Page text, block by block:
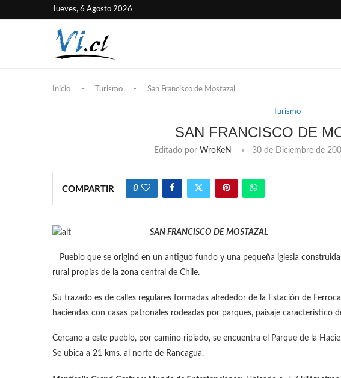
Jueves, 6 Agosto 2026
Inicio - Turismo - San Francisco de Mostazal
Turismo
SAN FRANCISCO DE
Editado por WroKeN 30 de Diciembre de
COMPARTIR 0
SAN FRANCISCO DE MOSTAZAL
Pueblo que se originó en un antiguo fundo y una pequeña iglesia
rural propias de la zona central de Chile.
Su trazado es de calles regulares formadas alrededor de la Estación de
haciendas con casas patronales rodeadas por parques, paisaje característico
Cercano a este pueblo, por camino ripiado, se encuentra el Parque de la
Se ubica a 21 kms. al norte de Rancagua.